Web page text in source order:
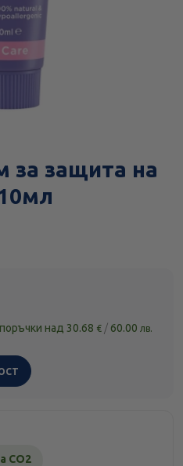
за защита на
над 30.68 € / 60.00 лв.
CO2